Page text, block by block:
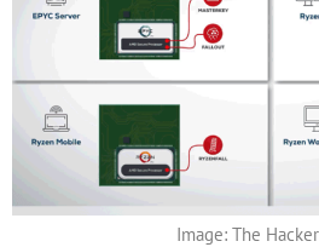
Image: The